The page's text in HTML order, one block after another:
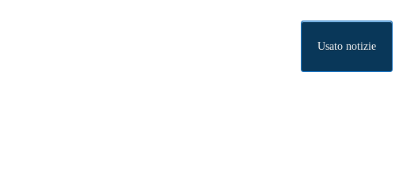
Usato notizie